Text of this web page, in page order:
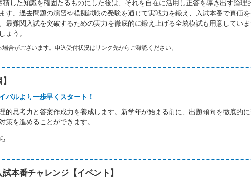
した知識を確固たるものにした後は、それを自在に活用し正答を導き出す論
す。過去問題の演習や模擬試験の受験を通じて実戦力を鍛え、入試本番で真価
最難関入試を突破するための実力を徹底的に鍛え上げる全統模試も用意してい
ょう。
合がございます。申込受付状況はリンク先からご確認ください。
バルより一歩早くスタート！
的思考力と答案作成力を養成します。新学年が始まる前に、出題傾向を徹底的
策を進めることができます。
本番チャレンジ【イベント】